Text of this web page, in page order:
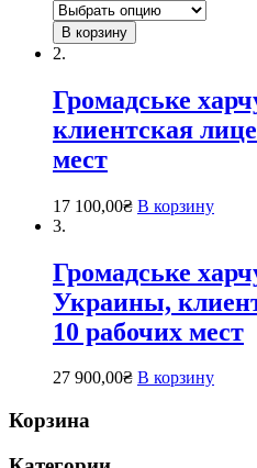
В корзину
2.
Громадське
клиентская
мест
17 100,00₴ В корзину
3.
Громадське
Украины,
10 рабочих мест
27 900,00₴ В корзину
Корзина